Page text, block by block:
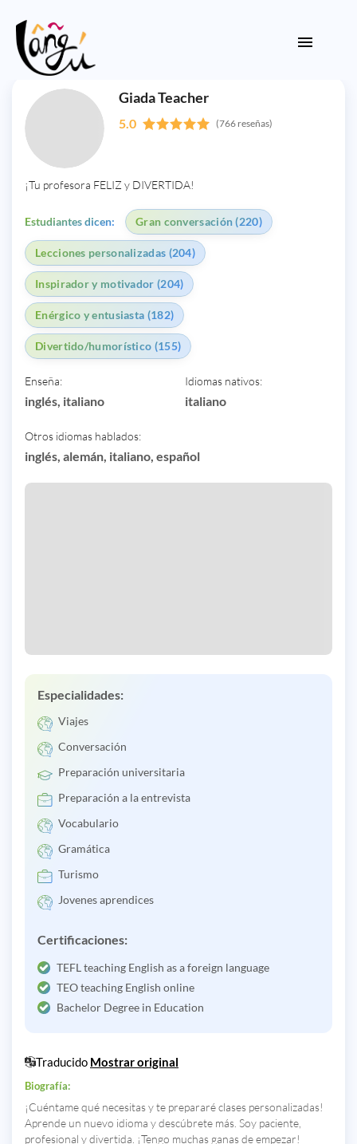
Giada Teacher
5.0 (766 reseñas)
¡Tu profesora FELIZ y DIVERTIDA!
Estudiantes dicen: Gran conversación (220)
Lecciones personalizadas (204)
Inspirador y motivador (204)
Enérgico y entusiasta (182)
Divertido/humorístico (155)
Enseña:
inglés, italiano
Idiomas nativos:
italiano
Otros idiomas hablados:
inglés, alemán, italiano, español
Especialidades:
Viajes
Conversación
Preparación universitaria
Preparación a la entrevista
Vocabulario
Gramática
Turismo
Jovenes aprendices
Certificaciones:
TEFL teaching English as a foreign language
TEO teaching English online
Bachelor Degree in Education
Traducido Mostrar original
Biografía:
¡Cuéntame qué necesitas y te prepararé clases personalizadas!
Aprende un nuevo idioma y descúbrete más. Soy paciente,
profesional y divertida. ¡Tengo muchas ganas de empezar!